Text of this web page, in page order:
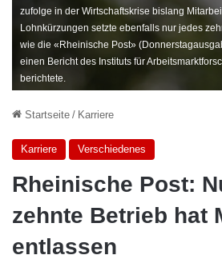
zufolge in der Wirtschaftskrise bislang
Lohnkürzungen setzte ebenfalls nur jedes
wie die «Rheinische Post»
einen Bericht des Instituts für
berichtete.
Startseite / Karriere
Karriere Verschiedenes
Rheinische Post:
zehnte Betrieb hat
entlassen